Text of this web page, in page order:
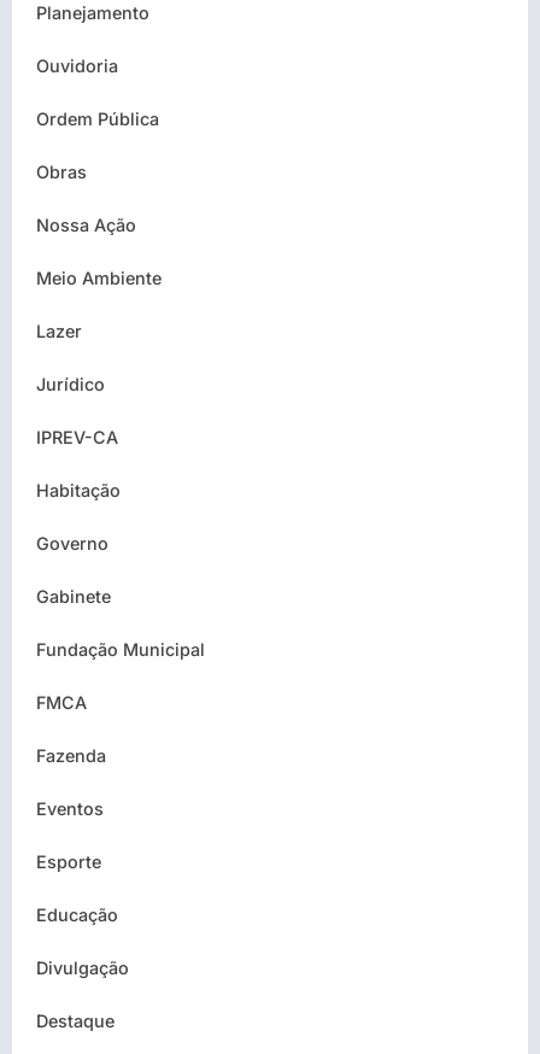
Planejamento
Ouvidoria
Ordem Pública
Obras
Nossa Ação
Meio Ambiente
Lazer
Jurídico
IPREV-CA
Habitação
Governo
Gabinete
Fundação Municipal
FMCA
Fazenda
Eventos
Esporte
Educação
Divulgação
Destaque